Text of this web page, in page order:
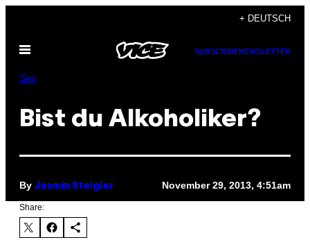
content
+ DEUTSCH
Open
SUBSCRIBENEWSLETTER
Sex
Bist du Alkoholiker?
By Jasmin Steigler November 29, 2013, 4:51am
Share: